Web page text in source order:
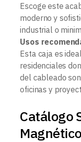
Escoge este
moderno y
industrial o
Usos
Esta caja es
residenciales
del cableado
oficinas y
Catálogo
Magnético